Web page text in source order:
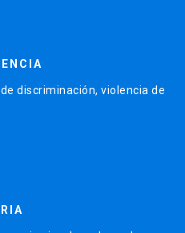
discriminación, violencia de